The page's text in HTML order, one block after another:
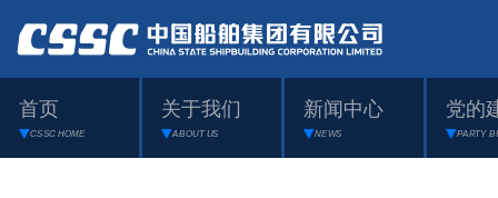
首页
CSSC HOME
关于我们
ABOUT US
新闻中心
NEWS
党的
PARTY